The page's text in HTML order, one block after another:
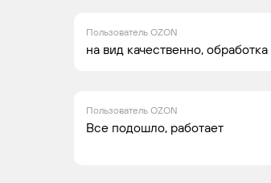
Пользователь OZON
на вид качественно,
Пользователь OZON
Все подошло, работает